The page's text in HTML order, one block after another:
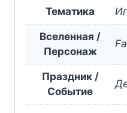
Тематика
Вселенная /
Персонаж
Праздник /
Событие